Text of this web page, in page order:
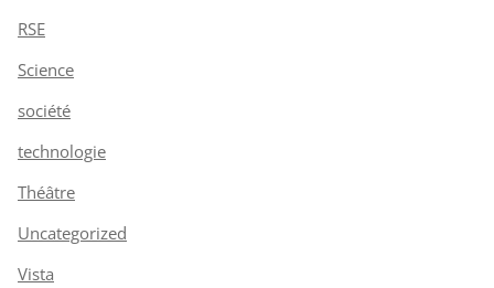
RSE
Science
société
technologie
Théâtre
Uncategorized
Vista